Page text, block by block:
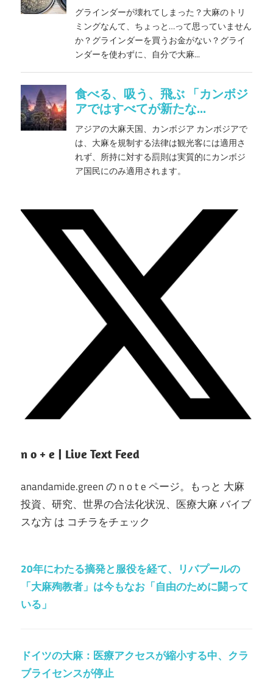
n o + e | Live Text Feed
anandamide.green の n o t e ページ。もっと 大麻
投資、研究、世界の合法化状況、医療大麻 バイブ
スな方 は コチラをチェック
20年にわたる摘発と服役を経て、リバプールの
「大麻殉教者」は今もなお「自由のために闘って
いる」
ドイツの大麻：医療アクセスが縮小する中、クラ
ブライセンスが停止